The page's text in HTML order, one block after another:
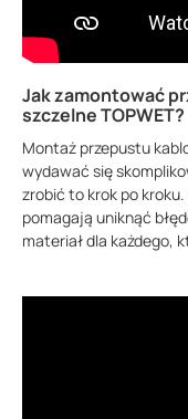
Jak zamontować
szczelne TOPWET?
Montaż przepustu
wydawać się
zrobić to krok po
pomagają uniknąć
materiał dla każdego,